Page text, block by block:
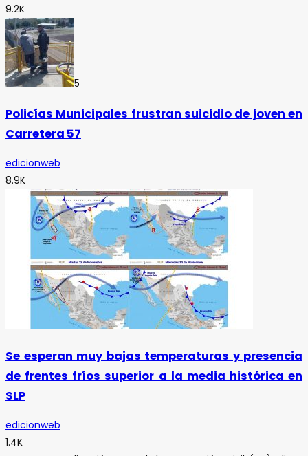
9.2K
5
Policías Municipales frustran suicidio de joven en
Carretera 57
edicionweb
8.9K
Se esperan muy bajas temperaturas y presencia
de frentes fríos superior a la media histórica en
SLP
edicionweb
1.4K